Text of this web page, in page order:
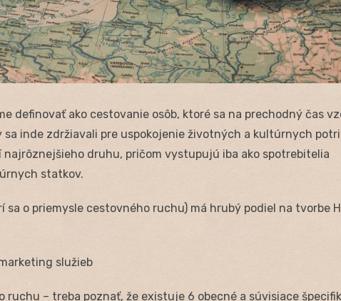
definovať ako cestovanie osôb, ktoré sa na prechodný čas
sa inde zdržiavali pre uspokojenie životných a kultúrnych
najrôznejšieho druhu, pričom vystupujú iba ako spotrebitelia
statkov.
sa o priemysle cestovného ruchu) má hrubý podiel na tvorbe
služieb
ruchu – treba poznať, že existuje 6 obecné a súvisiace